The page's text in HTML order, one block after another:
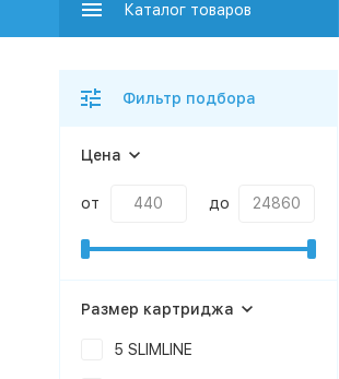
Каталог товаров
Фильтр подбора
Цена
от до
Размер картриджа
5 SLIMLINE